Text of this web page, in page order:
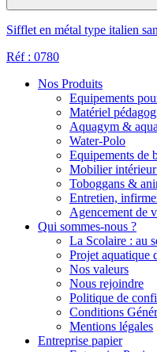
Sifflet en métal type italien
Réf : 0780
Nos Produits
Equipements
Matériel
Aquagym &
Water-Polo
Equipements de
Mobilier
Toboggans &
Entretien,
Agencement de
Qui sommes-nous ?
La Scolaire : au
Projet aquatique
Nos valeurs
Nous rejoindre
Politique de
Conditions
Mentions légales
Entreprise papier